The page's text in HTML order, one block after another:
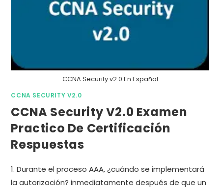
CCNA Security v2.0 En Español
CCNA SECURITY V2.0
CCNA Security V2.0 Examen
Practico De Certificación
Respuestas
1. Durante el proceso AAA, ¿cuándo se implementará
la autorización? inmediatamente después de que un